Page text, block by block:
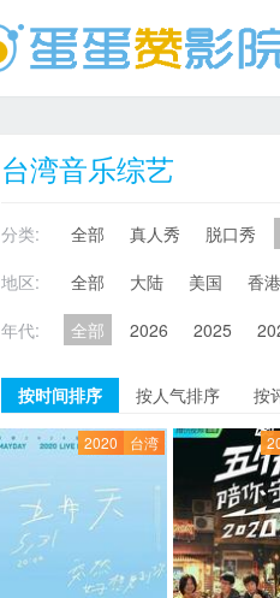
台湾音乐综艺
分类: 全部 真人秀 脱口秀
地区:
全部 大陆 美国 香港
年代:
全部 2026 2025
按时间排序 按人气排序 按
2020 台湾